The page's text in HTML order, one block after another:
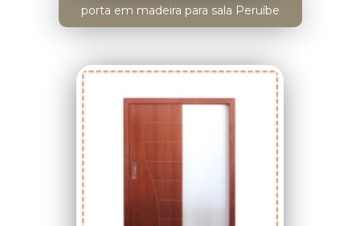
porta em madeira para sala Peruíbe